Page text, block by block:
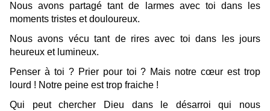
Nous avons partagé tant de larmes avec toi dans les
moments tristes et douloureux.
Nous avons vécu tant de rires avec toi dans les jours
heureux et lumineux.
Penser à toi ? Prier pour toi ? Mais notre cœur est trop
lourd ! Notre peine est trop fraiche !
Qui peut chercher Dieu dans le désarroi qui nous